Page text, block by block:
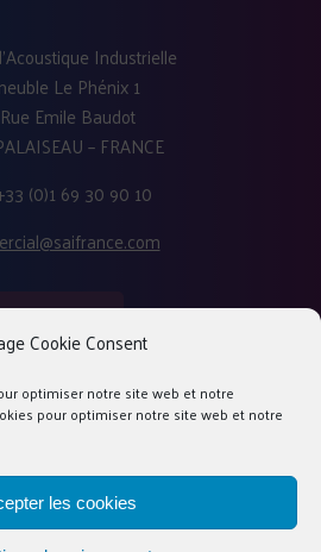
Cookie Consent
optimiser notre site web et notre
pour optimiser notre site web et notre
les cookies
Industrielle
Le Phénix 1
Emile Baudot
– FRANCE
(0)1 69 30 90 10